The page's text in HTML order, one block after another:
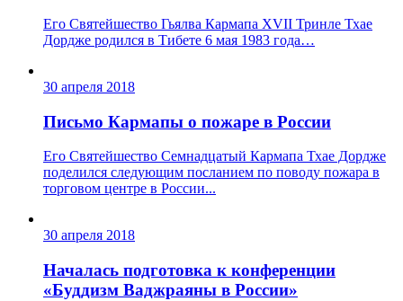
Его Святейшество Гьялва Кармапа ХVII Тринле Тхае
Дордже родился в Тибете 6 мая 1983 года…
30 апреля 2018
Письмо Кармапы о пожаре в России
Его Святейшество Семнадцатый Кармапа Тхае Дордже
поделился следующим посланием по поводу пожара в
торговом центре в России...
30 апреля 2018
Началась подготовка к конференции
«Буддизм Ваджраяны в России»